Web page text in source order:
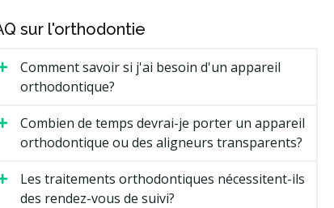
sur l'orthodontie
Comment savoir si j'ai besoin d'un appareil
orthodontique?
Combien de temps devrai-je porter un appareil
orthodontique ou des aligneurs transparents?
Les traitements orthodontiques nécessitent-ils
des rendez-vous de suivi?